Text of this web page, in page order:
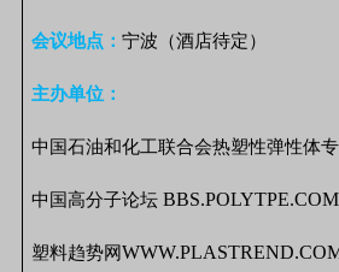
会议地点： 宁波（酒店待定）
主办单位：
中国石油和化工联合会热塑性弹性体
中国高分子论坛 BBS.POLYTPE.COM
塑料趋势网